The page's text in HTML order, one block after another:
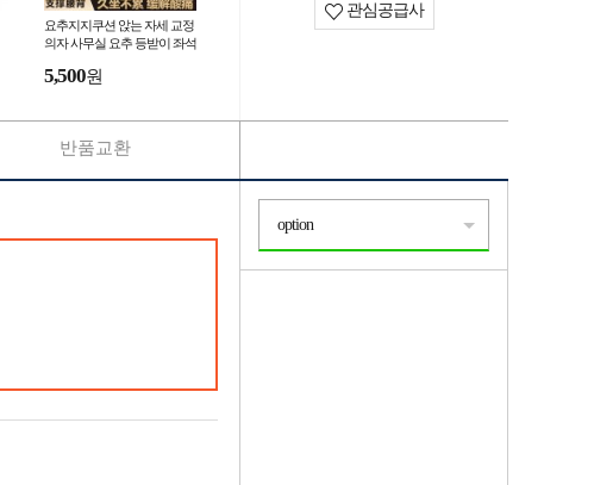
요추지지쿠션 앉는 자세 교정
의자 사무실 요추 등받이 좌석
5,500원
관심공급사
반품교환
option